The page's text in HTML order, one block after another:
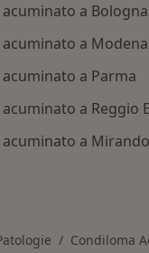
a Bologna
a Modena
a Parma
a Reggio
a
Condiloma